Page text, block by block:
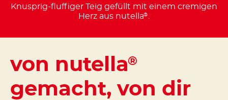
Knusprig-fluffiger Teig gefüllt mit einem cremigen
Herz aus nutella®
von nutella®
gemacht, von dir